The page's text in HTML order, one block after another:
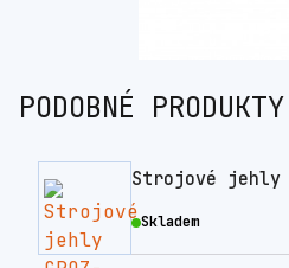
PODOBNÉ PRODUKTY
Strojové jehly
Skladem